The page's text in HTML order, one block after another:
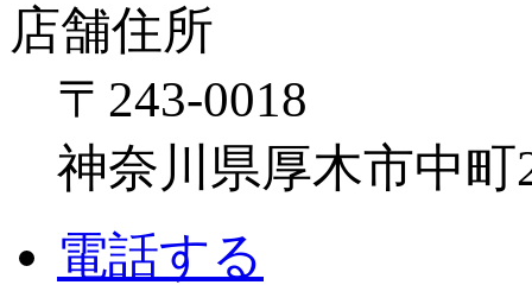
店舗住所
〒243-0018
神奈川県厚木市中町
電話する